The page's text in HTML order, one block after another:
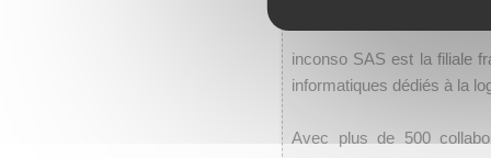
inconso SAS est la filiale
informatiques dédiés à la
Avec plus de 500